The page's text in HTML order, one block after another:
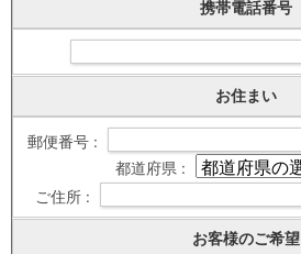
携帯電話番号
お住まい
郵便番号 :
都道府県 :
ご住所 :
お客様のご希望